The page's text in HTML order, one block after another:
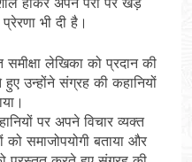
भी दी है।
लेखिका को प्रदान की
उन्होंने संग्रह की कहानियों
पर अपने विचार व्यक्त
समाजोपयोगी बताया और